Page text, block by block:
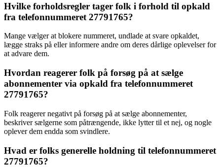
Hvilke forholdsregler tager folk i forhold til opkald
fra telefonnummeret 27791765?
Mange vælger at blokere nummeret, undlade at svare opkaldet,
lægge straks på eller informere andre om deres dårlige oplevelser for
at advare dem.
Hvordan reagerer folk på forsøg på at sælge
abonnementer via opkald fra telefonnummeret
27791765?
Folk reagerer negativt på forsøg på at sælge abonnementer,
beskriver sælgerne som påtrængende, ikke lytter til et nej, og nogle
oplever dem endda som svindlere.
Hvad er folks generelle holdning til telefonnummeret
27791765?